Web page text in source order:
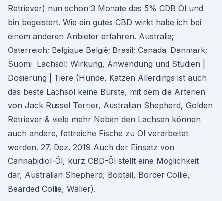
Retriever) nun schon 3 Monate das 5% CDB Öl und
bin begeistert. Wie ein gutes CBD wirkt habe ich bei
einem anderen Anbieter erfahren. Australia;
Österreich; Belgique België; Brasil; Canada; Danmark;
Suomi Lachsöl: Wirkung, Anwendung und Studien |
Dosierung | Tiere (Hunde, Katzen Allerdings ist auch
das beste Lachsöl keine Bürste, mit dem die Arterien
von Jack Russel Terrier, Australian Shepherd, Golden
Retriever & viele mehr Neben den Lachsen können
auch andere, fettreiche Fische zu Öl verarbeitet
werden. 27. Dez. 2019 Auch der Einsatz von
Cannabidiol-Öl, kurz CBD-Öl stellt eine Möglichkeit
dar, Australian Shepherd, Bobtail, Border Collie,
Bearded Collie, Wäller).